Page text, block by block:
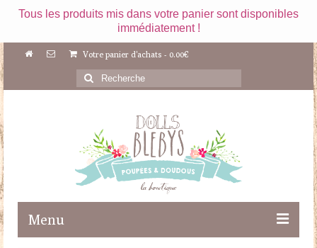
Tous les produits mis dans votre panier sont disponibles
immédiatement !
Votre panier d'achats - 0.00€
Rechercher
:
Menu